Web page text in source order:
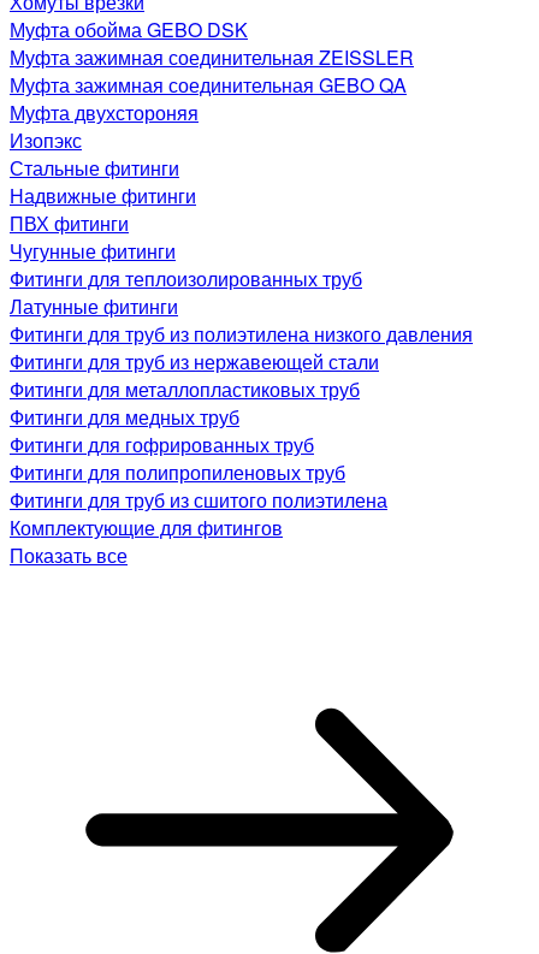
Муфта обойма GEBO DSK
Муфта зажимная соединительная ZEISSLER
Муфта зажимная соединительная GEBO QA
Муфта двухстороняя
Изопэкс
Стальные фитинги
Надвижные фитинги
ПВХ фитинги
Чугунные фитинги
Фитинги для теплоизолированных труб
Латунные фитинги
Фитинги для труб из полиэтилена низкого давления
Фитинги для труб из нержавеющей стали
Фитинги для металлопластиковых труб
Фитинги для медных труб
Фитинги для гофрированных труб
Фитинги для полипропиленовых труб
Фитинги для труб из сшитого полиэтилена
Комплектующие для фитингов
Показать все